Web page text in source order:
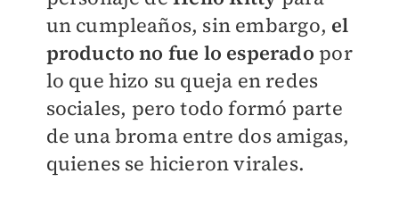
un cumpleaños, sin embargo, el
producto no fue lo esperado por
lo que hizo su queja en redes
sociales, pero todo formó parte
de una broma entre dos amigas,
quienes se hicieron virales.